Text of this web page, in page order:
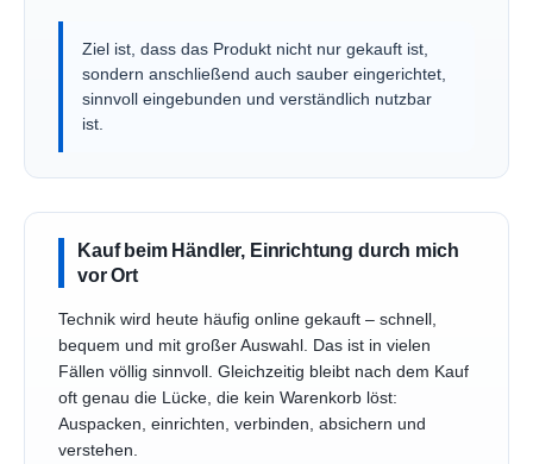
Ziel ist, dass das Produkt nicht nur gekauft ist,
sondern anschließend auch sauber eingerichtet,
sinnvoll eingebunden und verständlich nutzbar
ist.
Kauf beim Händler, Einrichtung durch mich
vor Ort
Technik wird heute häufig online gekauft – schnell,
bequem und mit großer Auswahl. Das ist in vielen
Fällen völlig sinnvoll. Gleichzeitig bleibt nach dem Kauf
oft genau die Lücke, die kein Warenkorb löst:
Auspacken, einrichten, verbinden, absichern und
verstehen.